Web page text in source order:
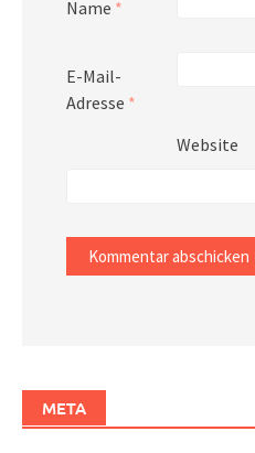
Name *
E-Mail-
Adresse *
Website
META